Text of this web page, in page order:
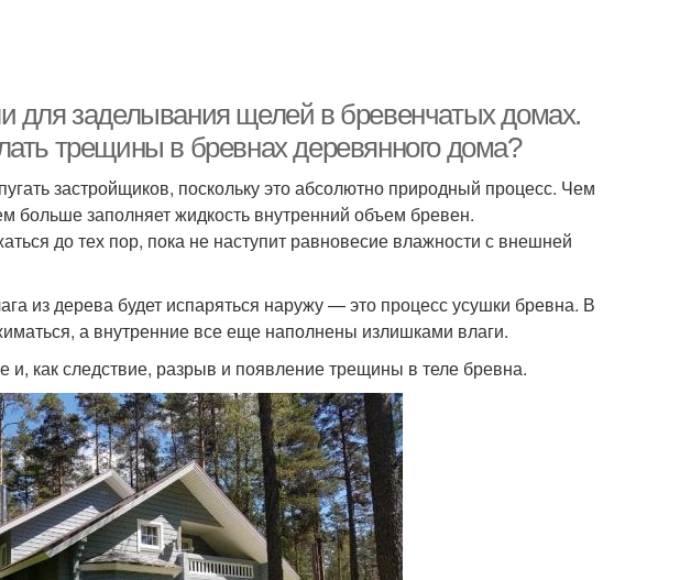
для заделывания щелей в бревенчатых домах.
трещины в бревнах деревянного дома?
застройщиков, поскольку это абсолютно природный процесс. Чем
больше заполняет жидкость внутренний объем бревен.
до тех пор, пока не наступит равновесие влажности с внешней
из дерева будет испаряться наружу — это процесс усушки бревна. В
а внутренние все еще наполнены излишками влаги.
и, как следствие, разрыв и появление трещины в теле бревна.